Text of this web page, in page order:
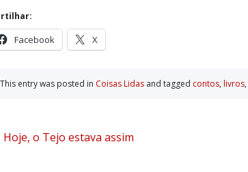
Facebook X
This entry was posted in Coisas Lidas and tagged contos, livros,
Hoje, o Tejo estava assim